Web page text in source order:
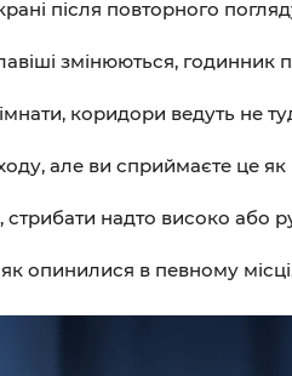
після повторного
змінюються, годинник
коридори ведуть не
але ви сприймаєте це
надто високо або
опинилися в певному